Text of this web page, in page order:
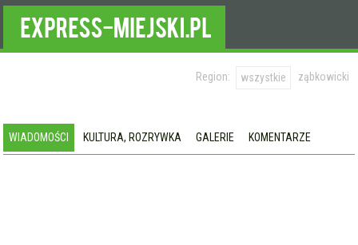
Region: wszystkie ząbkowicki
WIADOMOŚCI KULTURA, ROZRYWKA GALERIE KOMENTARZE